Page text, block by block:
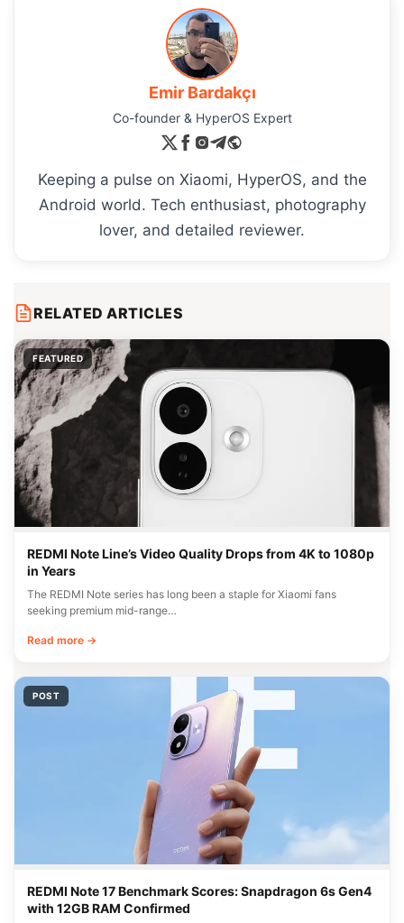
Emir Bardakçı
Co-founder & HyperOS Expert
Keeping a pulse on Xiaomi, HyperOS, and the
Android world. Tech enthusiast, photography
lover, and detailed reviewer.
RELATED ARTICLES
FEATURED
REDMI Note Line’s Video Quality Drops from 4K to 1080p
in Years
The REDMI Note series has long been a staple for Xiaomi fans
seeking premium mid-range…
Read more →
POST
REDMI Note 17 Benchmark Scores: Snapdragon 6s Gen4
with 12GB RAM Confirmed